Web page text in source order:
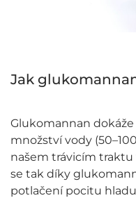
Jak
Glukomannan
množství vody
našem trávicím
se tak díky
potlačení pocitu